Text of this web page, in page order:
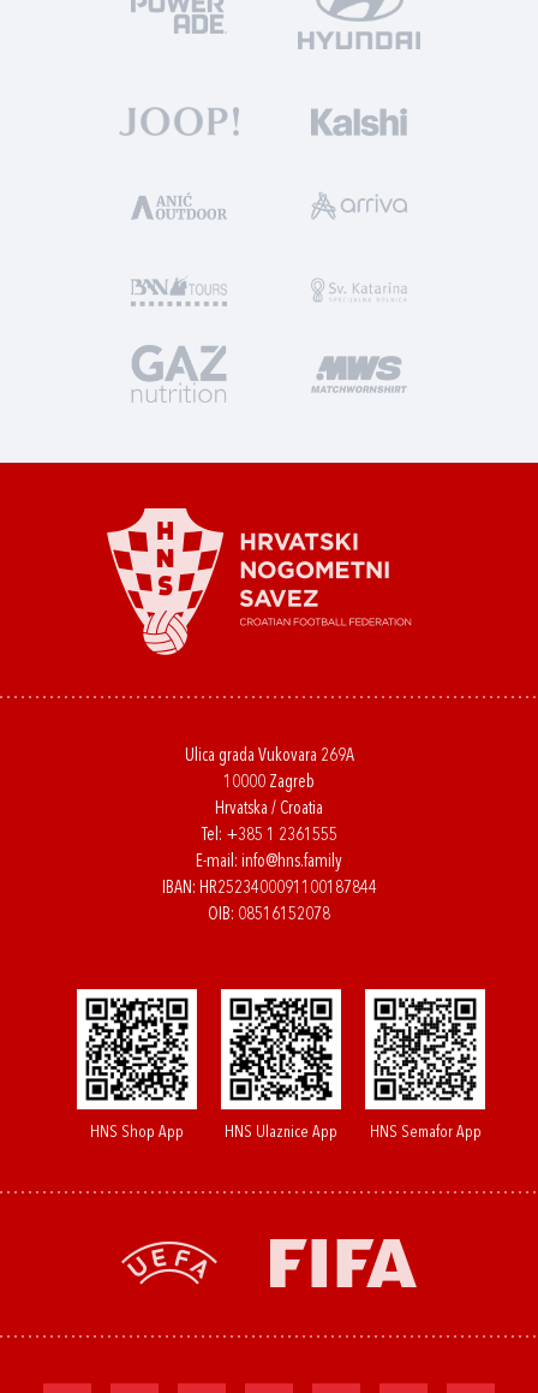
Ulica grada Vukovara 269A
10000 Zagreb
Hrvatska / Croatia
Tel: +385 1 2361555
E-mail: info@hns.family
IBAN: HR2523400091100187844
OIB: 08516152078
HNS Shop App HNS Ulaznice App HNS Semafor App